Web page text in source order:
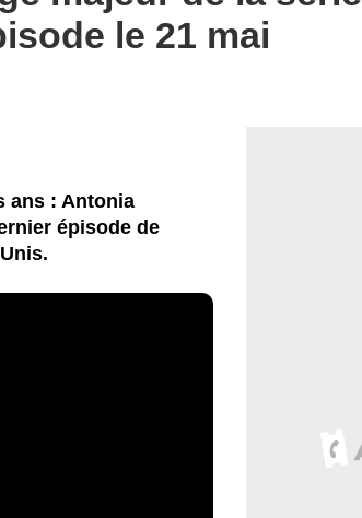
le 21 mai
article
ans : Antonia
épisode de